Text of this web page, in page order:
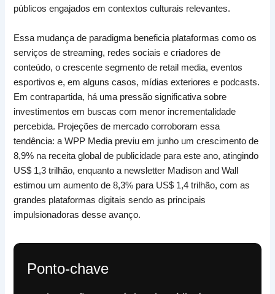
públicos engajados em contextos culturais relevantes.
Essa mudança de paradigma beneficia plataformas como os
serviços de streaming, redes sociais e criadores de
conteúdo, o crescente segmento de retail media, eventos
esportivos e, em alguns casos, mídias exteriores e podcasts.
Em contrapartida, há uma pressão significativa sobre
investimentos em buscas com menor incrementalidade
percebida. Projeções de mercado corroboram essa
tendência: a WPP Media previu em junho um crescimento de
8,9% na receita global de publicidade para este ano, atingindo
US$ 1,3 trilhão, enquanto a newsletter Madison and Wall
estimou um aumento de 8,3% para US$ 1,4 trilhão, com as
grandes plataformas digitais sendo as principais
impulsionadoras desse avanço.
Ponto-chave